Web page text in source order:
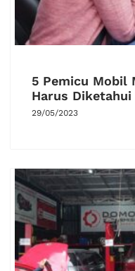
5 Pemicu Mobil
Harus Diketahui
29/05/2023